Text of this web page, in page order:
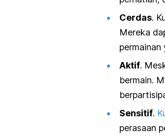
Cerdas.
Mereka
permainan
Aktif.
bermain.
Sensitif.
perasaan